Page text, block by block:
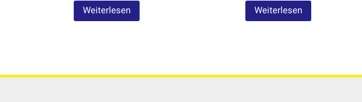
Weiterlesen Weiterlesen